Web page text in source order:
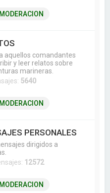
MODERACION
aquellos comandantes
y leer relatos sobre
marineras.
5640
MODERACION
PERSONALES
dirigidos a
12572
MODERACION